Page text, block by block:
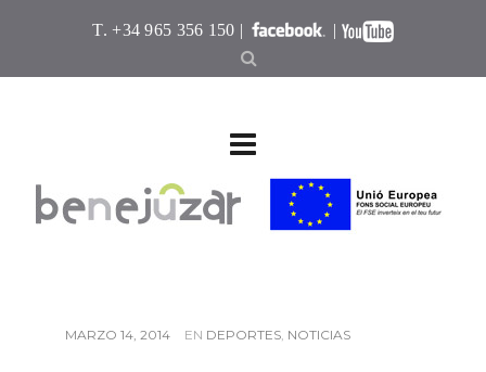
T. +34 965 356 150 | |
MARZO 14, 2014 EN DEPORTES NOTICIAS